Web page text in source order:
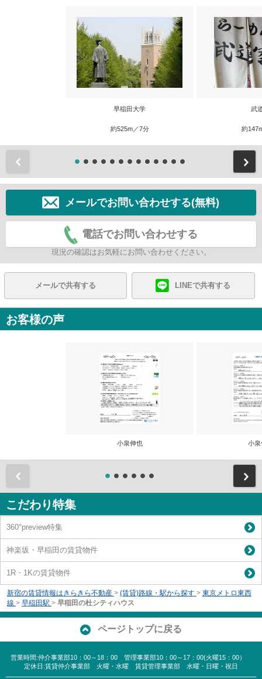
早稲田大学
約525m／7分
武
約
メールでお問い合わせする(無料)
電話でお問い合わせする
現況の確認はお気軽にお問い合わせください。
メールで共有する LINEで共有する
お客様の声
小泉伸也 小泉
こだわり特集
360°preview特集
神楽坂・早稲田の賃貸物件
1R・1Kの賃貸物件
新宿の賃貸情報はきらきら不動産 > (賃貸)路線・駅から探す > 東京メトロ東西
線 > 早稲田駅 > 早稲田の杜シティハウス
ページトップに戻る
営業時間:仲介事業部10：00～18：00 管理事業部10：00～17：00(火曜15：00）
定休日:賃貸仲介事業部 火曜・水曜 賃貸管理事業部 水曜・日曜・祝日